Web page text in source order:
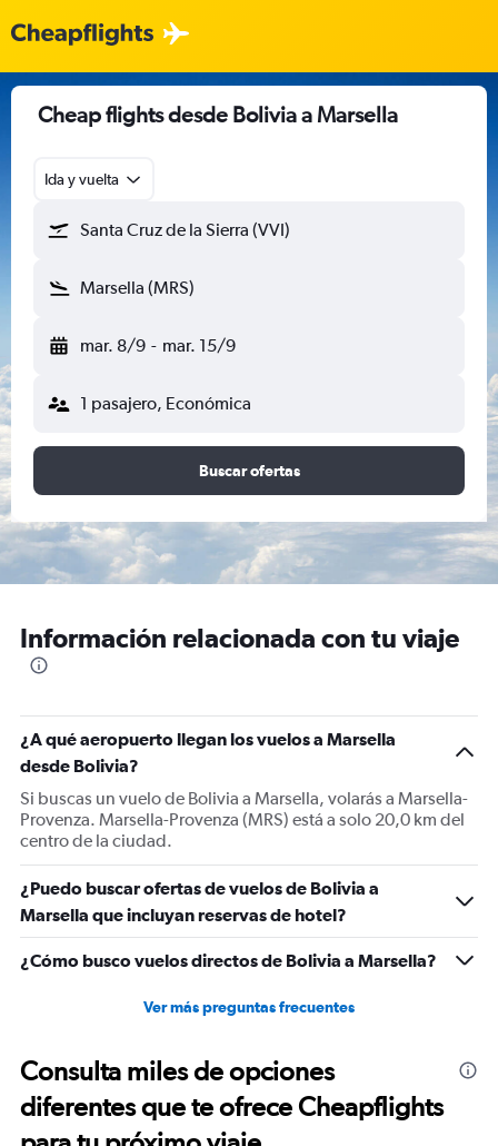
Cheap flights desde Bolivia a Marsella
Ida y vuelta
Santa Cruz de la Sierra (VVI)
Marsella (MRS)
mar. 8/9 - mar. 15/9
1 pasajero, Económica
Buscar ofertas
Información relacionada con tu viaje
¿A qué aeropuerto llegan los vuelos a Marsella
desde Bolivia?
Si buscas un vuelo de Bolivia a Marsella, volarás a Marsella-
Provenza. Marsella-Provenza (MRS) está a solo 20,0 km del
centro de la ciudad.
¿Puedo buscar ofertas de vuelos de Bolivia a
Marsella que incluyan reservas de hotel?
¿Cómo busco vuelos directos de Bolivia a Marsella?
Ver más preguntas frecuentes
Consulta miles de opciones
diferentes que te ofrece Cheapflights